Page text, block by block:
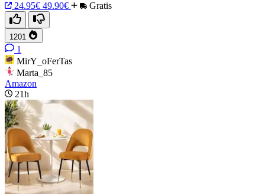
24.95€ 49.90€ Gratis
1201
1
MirY_oFerTas
Marta_85
Amazon
21h